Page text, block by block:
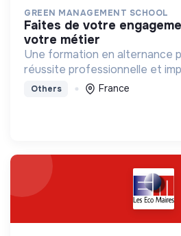
GREEN MANAGEMENT SCHOOL
faites de votre engagement écologique
votre métier
Une formation en alternance
réussite professionnelle et
Others France